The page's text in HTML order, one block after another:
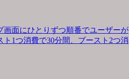
面にひとりずつ順番でユーザーが
1つ消費で30分間、ブースト2つ消